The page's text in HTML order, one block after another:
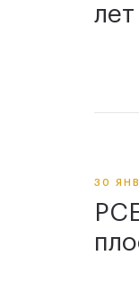
лет
30